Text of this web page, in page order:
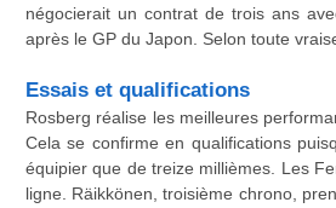
négocierait un contrat de trois ans
après le GP du Japon. Selon toute
Essais et qualifications
Rosberg réalise les meilleures
Cela se confirme en qualifications
équipier que de treize millièmes. Les
ligne. Räikkönen, troisième chrono,